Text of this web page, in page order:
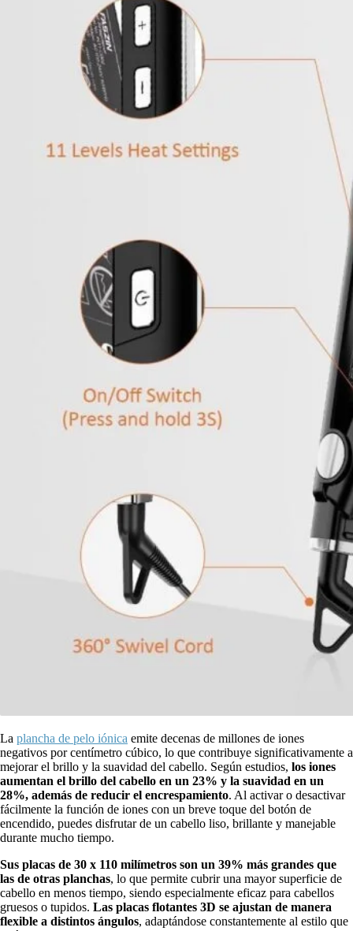
La plancha de pelo iónica emite decenas de millones de iones
negativos por centímetro cúbico, lo que contribuye significativamente a
mejorar el brillo y la suavidad del cabello. Según estudios, los iones
aumentan el brillo del cabello en un 23% y la suavidad en un
28%, además de reducir el encrespamiento. Al activar o desactivar
fácilmente la función de iones con un breve toque del botón de
encendido, puedes disfrutar de un cabello liso, brillante y manejable
durante mucho tiempo.
Sus placas de 30 x 110 milímetros son un 39% más grandes que
las de otras planchas, lo que permite cubrir una mayor superficie de
cabello en menos tiempo, siendo especialmente eficaz para cabellos
gruesos o tupidos. Las placas flotantes 3D se ajustan de manera
flexible a distintos ángulos, adaptándose constantemente al estilo que